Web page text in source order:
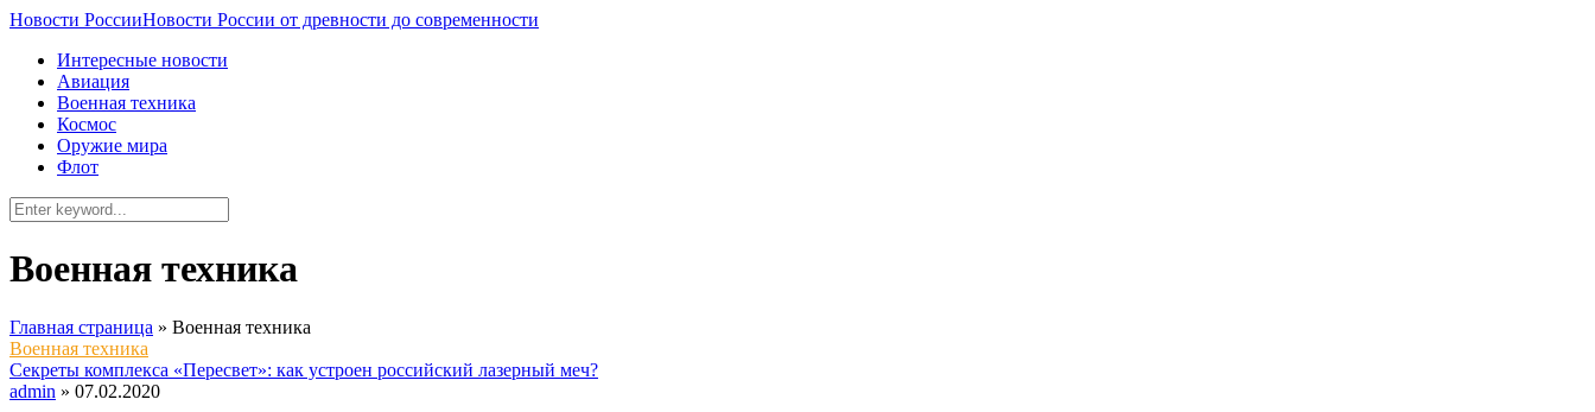
Новости РоссииНовости России от древности до современности
Интересные новости
Авиация
Военная техника
Космос
Оружие мира
Флот
Военная техника
Главная страница » Военная техника
Военная техника
Секреты комплекса «Пересвет»: как устроен российский лазерный меч?
admin » 07.02.2020